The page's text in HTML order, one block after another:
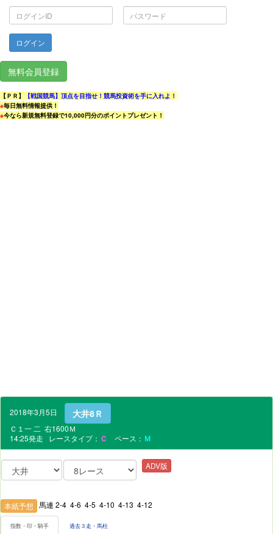
ロ
イ
ン
ID
パ
ス
ワ
無料会員登録
【ＰＲ】
【戦国競馬】頂点を目指せ！競馬投資術を手に入れよ！
※毎日無料情報提供！
※今なら新規無料登録で10,000円分のポイントプレゼント！
2018年3月5日 大井8Ｒ
Ｃ１一 二 右1600Ｍ
14:25発走 レースタイプ： Ｃ ペース： Ｍ
ADV版
本紙予想 馬連 2-4 4-6 4-5 4-10 4-13 4-12
指数・印・騎手 過去３走・馬柱